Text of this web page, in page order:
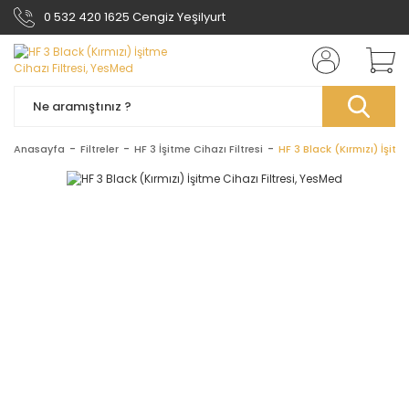
0 532 420 1625 Cengiz Yeşilyurt
Anasayfa Filtreler HF 3 İşitme Cihazı Filtresi HF 3 Black (Kırmızı)